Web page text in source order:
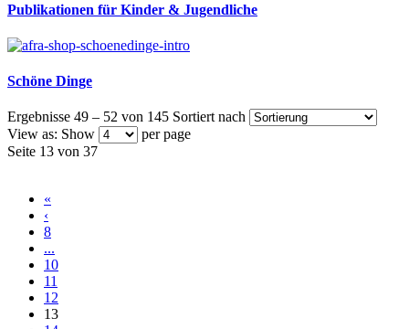
Publikationen für Kinder & Jugendliche
Schöne Dinge
Ergebnisse 49 – 52 von 145 Sortiert nach
View as: Show
per page
Seite 13 von 37
«
‹
8
...
10
11
12
13